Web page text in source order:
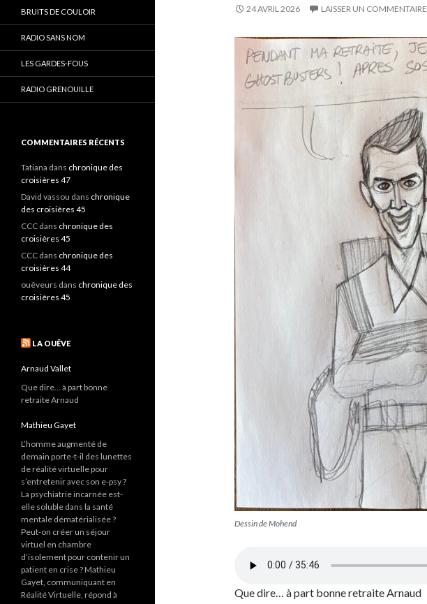
24 AVRIL 2026 LAISSER UN COMMENTAIRE
Dessin de Mohend
Que dire… à part bonne retraite Arnaud
BRUITS DE COULOIR
RADIO SANS NOM
LES GARDES-FOUS
RADIO GRENOUILLE
COMMENTAIRES RÉCENTS
Tatiana dans chronique des
croisières 47
David vassou dans chronique
des croisières 45
CCC dans chronique des
croisières 45
CCC dans chronique des
croisières 44
ouêveurs dans chronique des
croisières 45
LA OUÊVE
Arnaud Vallet
Que dire… à part bonne
retraite Arnaud
Mathieu Gayet
L’homme augmenté de
demain porte-t-il des lunettes
de réalité virtuelle pour
s’entretenir avec son e-psy ?
La psychiatrie incarnée est-
elle soluble dans la santé
mentale dématérialisée ?
Peut-on créer un séjour
virtuel en chambre
d’isolement pour contenir un
patient en crise ? Mathieu
Gayet, communiquant en
Réalité Virtuelle, répond à